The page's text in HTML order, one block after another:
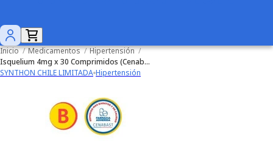
Inicio / Medicamentos / Hipertensión /
Isquelium 4mg x 30 Comprimidos (Cenabast)
SYNTHON CHILE LIMITADA Hipertensión